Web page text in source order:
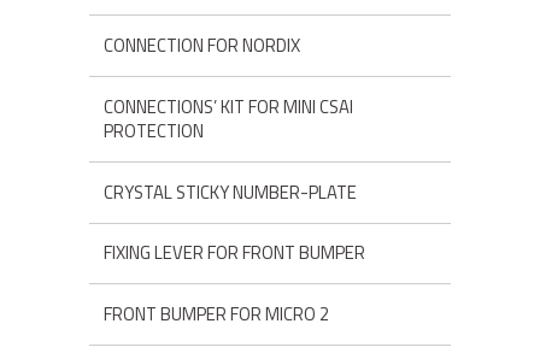
CONNECTION FOR NORDIX
CONNECTIONS’ KIT FOR MINI CSAI
PROTECTION
CRYSTAL STICKY NUMBER-PLATE
FIXING LEVER FOR FRONT BUMPER
FRONT BUMPER FOR MICRO 2